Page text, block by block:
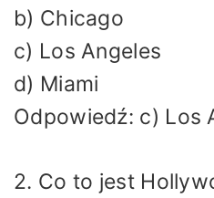
b) Chicago
c) Los Angeles
d) Miami
Odpowiedź: c) Los
2. Co to jest